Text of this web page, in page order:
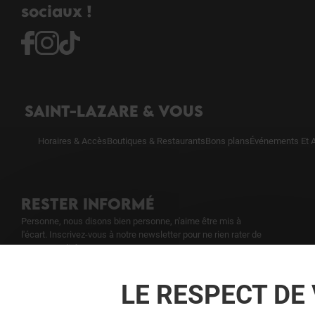
sociaux !
SAINT-LAZARE & VOUS
Horaires & AccèsBoutiques & RestaurantsBons plansÉvénements Et
RESTER INFORMÉ
Personne, nous disons bien personne, n'aime être mis à
l'écart. Inscrivez-vous à notre newsletter pour ne rien rater de
notre actualité.
Voir notre politique de protection desLE RESPECT